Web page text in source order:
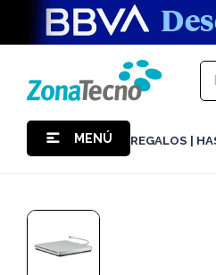
MENÚ REGALOS |